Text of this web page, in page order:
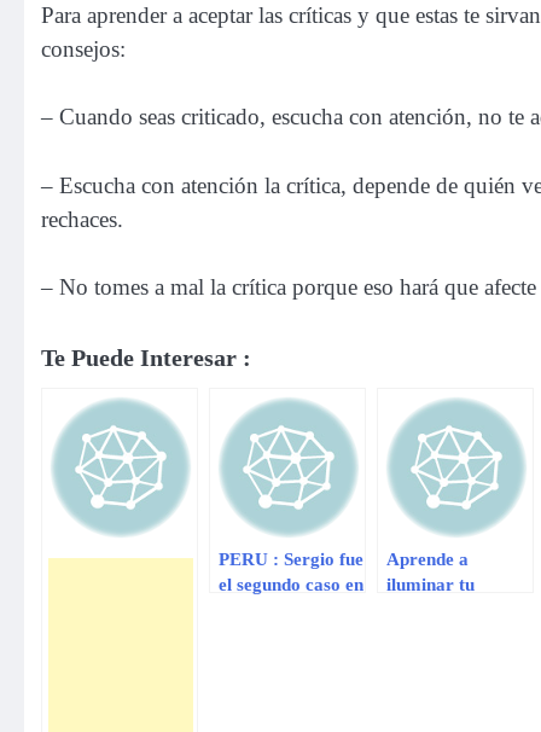
Para aprender a aceptar las críticas y que estas te
consejos:
– Cuando seas criticado, escucha con atención, no te
– Escucha con atención la crítica, depende de quién
rechaces.
– No tomes a mal la crítica porque eso hará que
Te Puede Interesar :
PERU : Sergio fue
el segundo caso en
Aprende a
iluminar tu